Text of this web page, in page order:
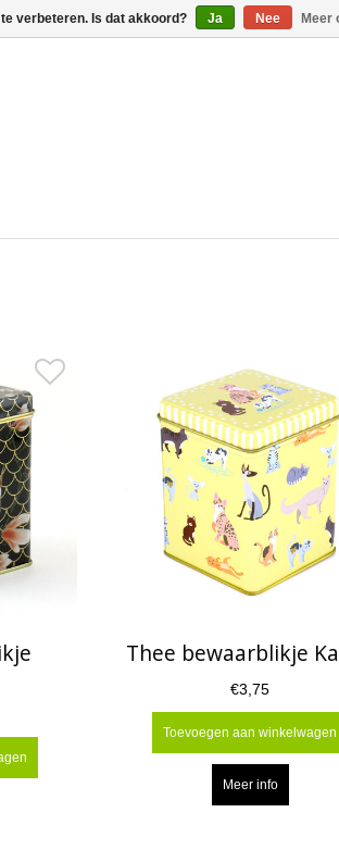
Thee bewaarblikje
€3,75
Toevoegen aan winkelwagen
Meer info
verbeteren. Is dat akkoord? Ja Nee Meer